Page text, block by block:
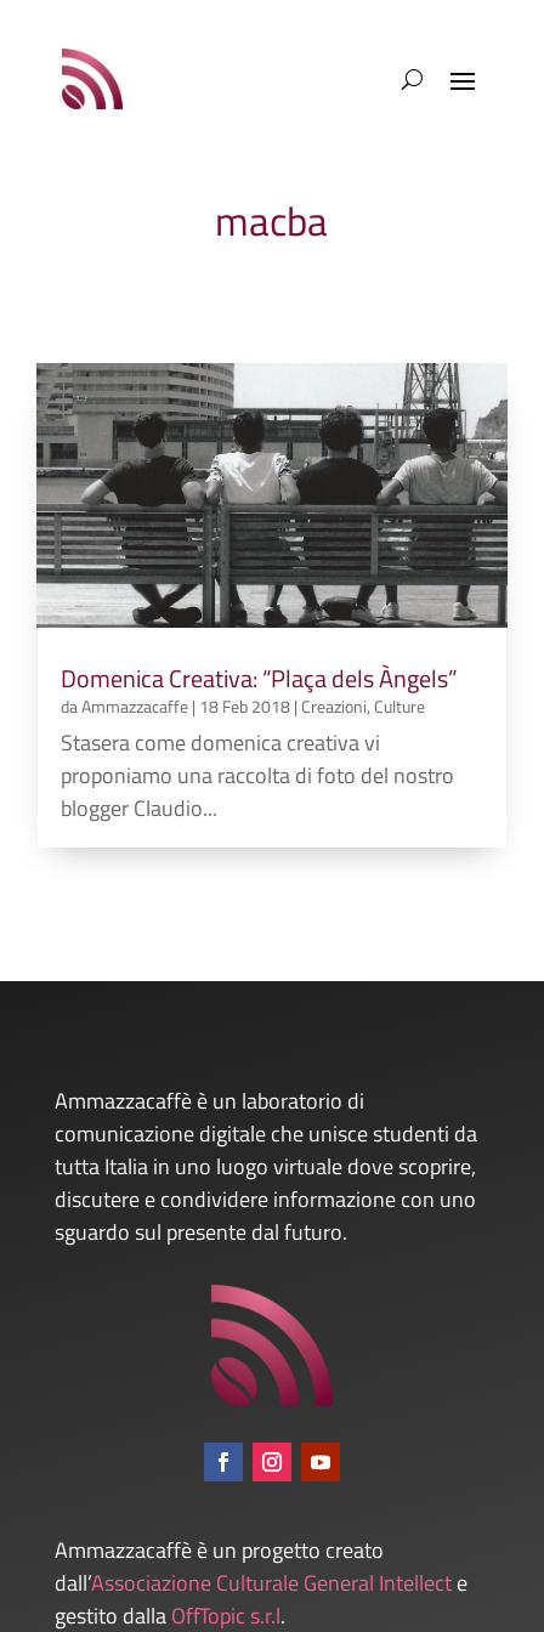
macba
Domenica Creativa: “Plaça dels Àngels”
daAmmazzacaffe| 18 Feb 2018|Creazioni,Culture
Stasera come domenica creativa vi
proponiamo una raccolta di foto del nostro
blogger Claudio...
Ammazzacaffè è un laboratorio di
comunicazione digitale che unisce studenti da
tutta Italia in uno luogo virtuale dove scoprire,
discutere e condividere informazione con uno
sguardo sul presente dal futuro.
Ammazzacaffè è un progetto creato
dall’Associazione Culturale General Intellecte
gestito dallaOffTopic s.r.l.